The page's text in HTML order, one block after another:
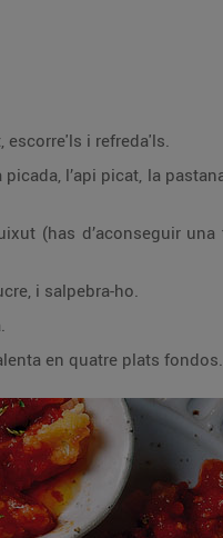
les instruccions del paquet, escorre'ls i refreda'ls.
les fulles d’orenga picades i la cullerada de sucre, i salpebra-ho.
i serveix-la ben calenta en quatre plats fondos.